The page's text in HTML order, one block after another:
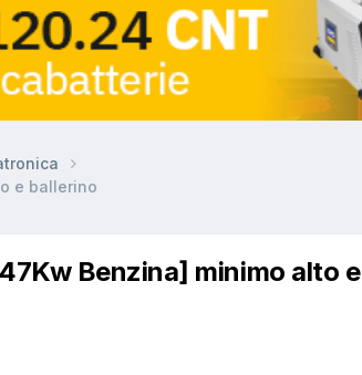
e ballerino
Benzina] minimo alto e